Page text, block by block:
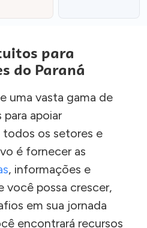
para
do Paraná
uma vasta gama de
apoiar
os setores e
é fornecer as
, informações e
você possa crescer,
em sua jornada
encontrará recursos